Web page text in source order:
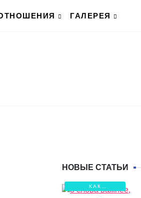
ГАЛЕРЕЯ
НОВЫЕ СТАТЬИ
КАК
СОХРАНИТЬ